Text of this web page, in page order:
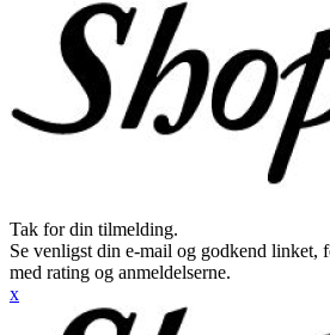
Tak for din tilmelding.
Se venligst din e-mail og godkend linket,
med rating og anmeldelserne.
x